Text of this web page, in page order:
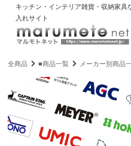
キッチン・インテリア雑貨・収納家
入れサイト
全商品 ■商品一覧 メーカー別商品